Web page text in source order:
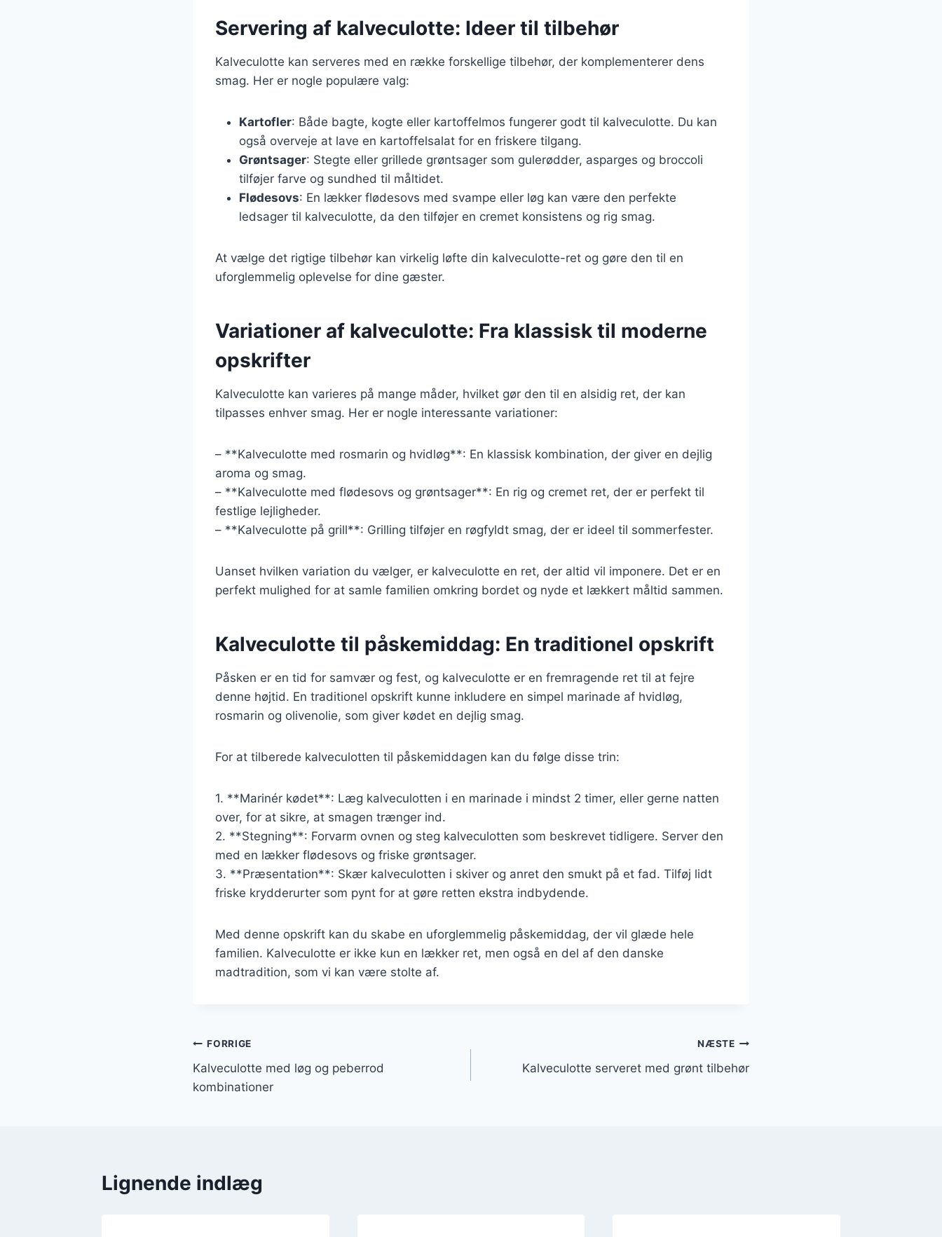
Servering af kalveculotte: Ideer til tilbehør
Kalveculotte kan serveres med en række forskellige tilbehør, der komplementerer dens
smag. Her er nogle populære valg:
Kartofler: Både bagte, kogte eller kartoffelmos fungerer godt til kalveculotte. Du kan
også overveje at lave en kartoffelsalat for en friskere tilgang.
Grøntsager: Stegte eller grillede grøntsager som gulerødder, asparges og broccoli
tilføjer farve og sundhed til måltidet.
Flødesovs: En lækker flødesovs med svampe eller løg kan være den perfekte
ledsager til kalveculotte, da den tilføjer en cremet konsistens og rig smag.
At vælge det rigtige tilbehør kan virkelig løfte din kalveculotte-ret og gøre den til en
uforglemmelig oplevelse for dine gæster.
Variationer af kalveculotte: Fra klassisk til moderne
opskrifter
Kalveculotte kan varieres på mange måder, hvilket gør den til en alsidig ret, der kan
tilpasses enhver smag. Her er nogle interessante variationer:
– **Kalveculotte med rosmarin og hvidløg**: En klassisk kombination, der giver en dejlig
aroma og smag.
– **Kalveculotte med flødesovs og grøntsager**: En rig og cremet ret, der er perfekt til
festlige lejligheder.
– **Kalveculotte på grill**: Grilling tilføjer en røgfyldt smag, der er ideel til sommerfester.
Uanset hvilken variation du vælger, er kalveculotte en ret, der altid vil imponere. Det er en
perfekt mulighed for at samle familien omkring bordet og nyde et lækkert måltid sammen.
Kalveculotte til påskemiddag: En traditionel opskrift
Påsken er en tid for samvær og fest, og kalveculotte er en fremragende ret til at fejre
denne højtid. En traditionel opskrift kunne inkludere en simpel marinade af hvidløg,
rosmarin og olivenolie, som giver kødet en dejlig smag.
For at tilberede kalveculotten til påskemiddagen kan du følge disse trin:
1. **Marinér kødet**: Læg kalveculotten i en marinade i mindst 2 timer, eller gerne natten
over, for at sikre, at smagen trænger ind.
2. **Stegning**: Forvarm ovnen og steg kalveculotten som beskrevet tidligere. Server den
med en lækker flødesovs og friske grøntsager.
3. **Præsentation**: Skær kalveculotten i skiver og anret den smukt på et fad. Tilføj lidt
friske krydderurter som pynt for at gøre retten ekstra indbydende.
Med denne opskrift kan du skabe en uforglemmelig påskemiddag, der vil glæde hele
familien. Kalveculotte er ikke kun en lækker ret, men også en del af den danske
madtradition, som vi kan være stolte af.
Indlægsnavigation
FORRIGE
Kalveculotte med løg og peberrod
kombinationer
NÆSTE
Kalveculotte serveret med grønt tilbehør
Lignende indlæg